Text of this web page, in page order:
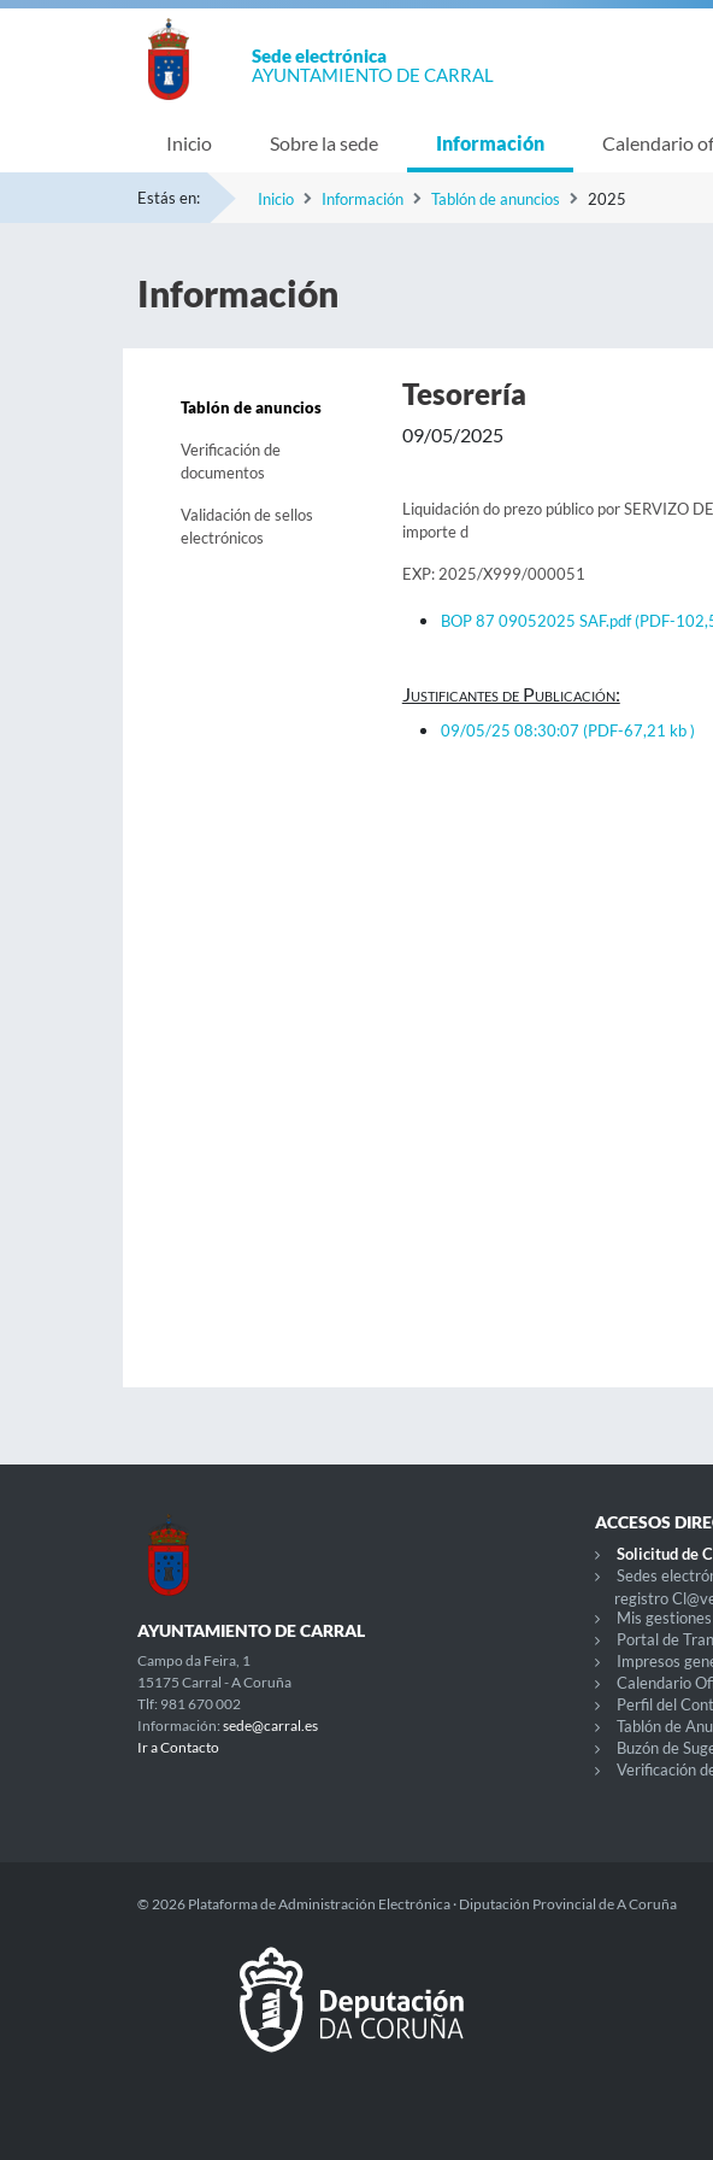
Sede electrónica
AYUNTAMIENTO DE CARRAL
Inicio Sobre la sede Información Calendario
Estás en: Inicio Información Tablón de anuncios 2025
Información
Tablón de anuncios
Verificación de
documentos
Validación de sellos
electrónicos
Tesorería
09/05/2025
Liquidación do prezo público por SERVIZO
importe d
EXP: 2025/X999/000051
BOP 87 09052025 SAF.pdf(PDF-
Justificantes de Publicación:
09/05/25 08:30:07 (PDF-67,21 kb )
AYUNTAMIENTO DE CARRAL
Campo da Feira, 1
15175 Carral - A Coruña
Tlf: 981 670 002
Información: sede@carral.es
Ir a Contacto
ACCESOS
Solicitud de
Sedes
registro
Mis
Portal de
Impresos
Calendario
Perfil del
Tablón de
Buzón de
Verificación
© 2026 Plataforma de Administración Electrónica · Diputación Provincial de A Coruña